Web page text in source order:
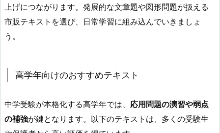
上げにつながります。発展的な文章題や図形問題が扱える
市販テキストを選び、日常学習に組み込んでいきましょ
う。
高学年向けのおすすめテキスト
中学受験が本格化する高学年では、 応用問題の演習や弱点
の補強が鍵となります。以下のテキストは、多くの受験生